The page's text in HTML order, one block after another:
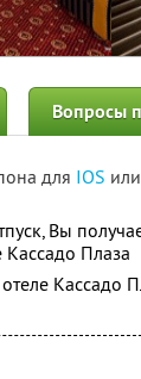
Вопросы
для IOS или
Вы
Кассадо Плаза
Кассадо